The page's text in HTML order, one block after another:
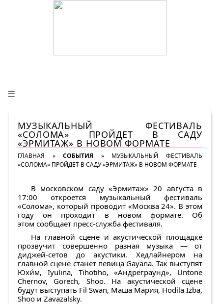
☰
МУЗЫКАЛЬНЫЙ ФЕСТИВАЛЬ
«СОЛОМА» ПРОЙДЕТ В САДУ
«ЭРМИТАЖ» В НОВОМ ФОРМАТЕ
ГЛАВНАЯ »СОБЫТИЯ » МУЗЫКАЛЬНЫЙ ФЕСТИВАЛЬ
«СОЛОМА» ПРОЙДЕТ В САДУ «ЭРМИТАЖ» В НОВОМ ФОРМАТЕ
В московском саду «Эрмитаж» 20 августа в
17:00 откроется музыкальный фестиваль
«Солома», который проводит «Москва 24». В этом
году он проходит в новом формате. Об
этом сообщает пресс-служба фестиваля.
На главной сцене и акустической площадке
прозвучит совершенно разная музыка — от
диджей-сетов до акустики. Хедлайнером на
главной сцене станет певица Gayana. Так выступят
Юхи́м, Iyulina, Tihotiho, «Андреграунд», Untone
Chernov, Gorech, Shoo. На акустической сцене
будут выступать Fil Swan, Маша Мария, Hodila Izba,
Shoo и Zavazalsky.